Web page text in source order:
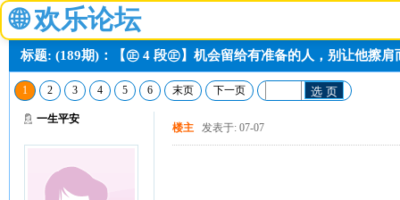
🌐 欢乐论坛
标题: (189期)：【㊣ 4 段㊣】机会留给有准备的人，别让他擦肩
1 2 3 4 5 6 末页 下一页 选 页
一生平安
楼主 发表于: 07-07